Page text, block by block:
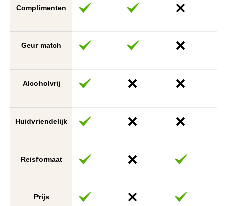
Complimenten
Geur match
Alcoholvrij
Huidvriendelijk
Reisformaat
Prijs